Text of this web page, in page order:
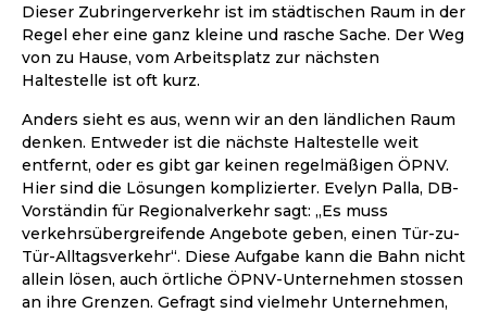
Dieser Zubringerverkehr ist im städtischen Raum in der
Regel eher eine ganz kleine und rasche Sache. Der Weg
von zu Hause, vom Arbeitsplatz zur nächsten
Haltestelle ist oft kurz.
Anders sieht es aus, wenn wir an den ländlichen Raum
denken. Entweder ist die nächste Haltestelle weit
entfernt, oder es gibt gar keinen regelmäßigen ÖPNV.
Hier sind die Lösungen komplizierter. Evelyn Palla, DB-
Vorständin für Regionalverkehr sagt: „Es muss
verkehrsübergreifende Angebote geben, einen Tür-zu-
Tür-Alltagsverkehr“. Diese Aufgabe kann die Bahn nicht
allein lösen, auch örtliche ÖPNV-Unternehmen stossen
an ihre Grenzen. Gefragt sind vielmehr Unternehmen,